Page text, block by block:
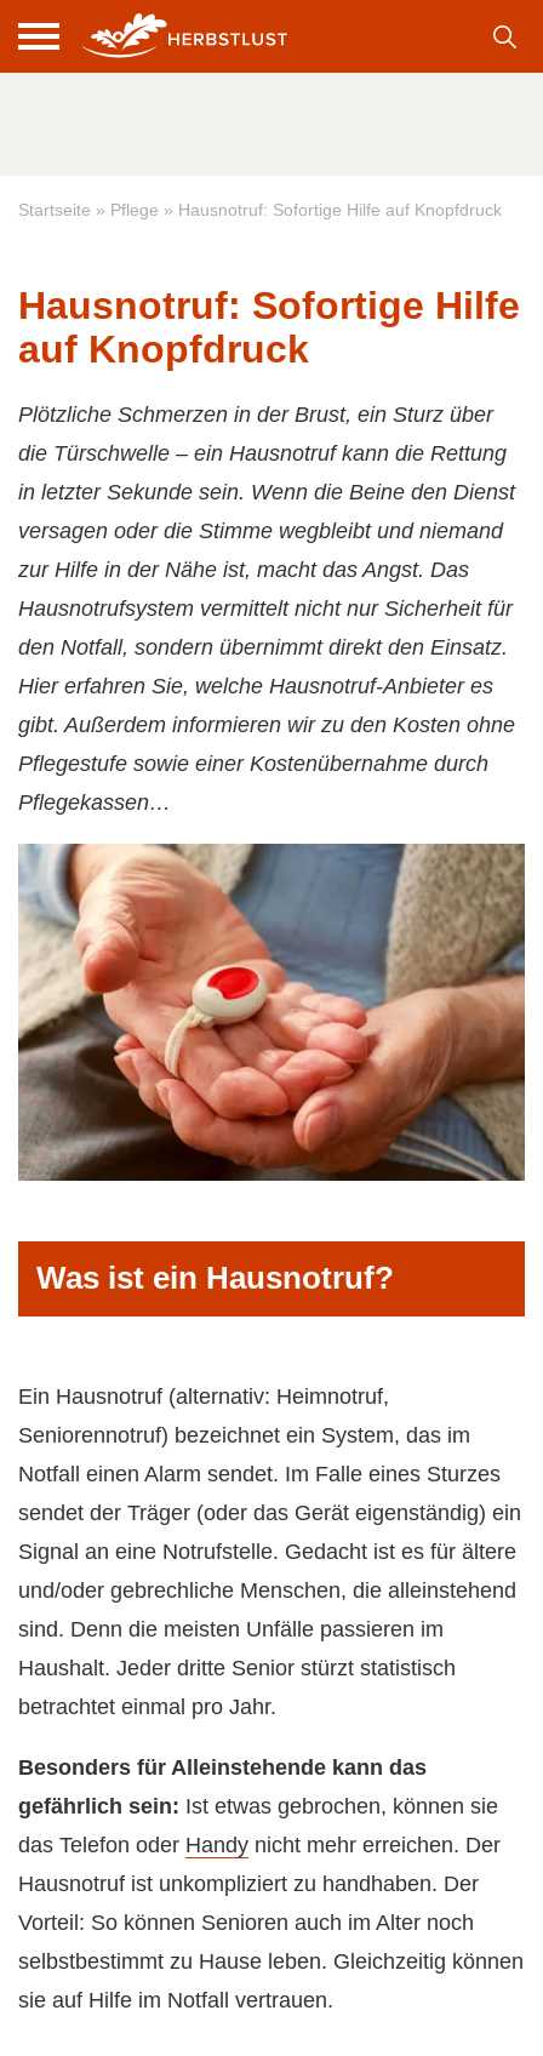
Startseite » Pflege » Hausnotruf: Sofortige Hilfe auf Knopfdruck
Hausnotruf: Sofortige Hilfe
auf Knopfdruck
Plötzliche Schmerzen in der Brust, ein Sturz über
die Türschwelle – ein Hausnotruf kann die Rettung
in letzter Sekunde sein. Wenn die Beine den Dienst
versagen oder die Stimme wegbleibt und niemand
zur Hilfe in der Nähe ist, macht das Angst. Das
Hausnotrufsystem vermittelt nicht nur Sicherheit für
den Notfall, sondern übernimmt direkt den Einsatz.
Hier erfahren Sie, welche Hausnotruf-Anbieter es
gibt. Außerdem informieren wir zu den Kosten ohne
Pflegestufe sowie einer Kostenübernahme durch
Pflegekassen…
Was ist ein Hausnotruf?
Ein Hausnotruf (alternativ: Heimnotruf,
Seniorennotruf) bezeichnet ein System, das im
Notfall einen Alarm sendet. Im Falle eines Sturzes
sendet der Träger (oder das Gerät eigenständig) ein
Signal an eine Notrufstelle. Gedacht ist es für ältere
und/oder gebrechliche Menschen, die alleinstehend
sind. Denn die meisten Unfälle passieren im
Haushalt. Jeder dritte Senior stürzt statistisch
betrachtet einmal pro Jahr.
Besonders für Alleinstehende kann das
gefährlich sein: Ist etwas gebrochen, können sie
das Telefon oder Handy nicht mehr erreichen. Der
Hausnotruf ist unkompliziert zu handhaben. Der
Vorteil: So können Senioren auch im Alter noch
selbstbestimmt zu Hause leben. Gleichzeitig können
sie auf Hilfe im Notfall vertrauen.